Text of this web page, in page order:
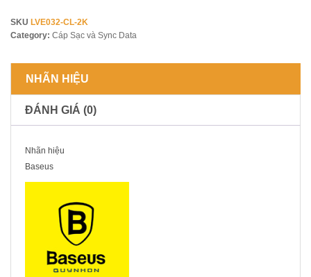
SKU LVE032-CL-2K
Category: Cáp Sạc và Sync Data
NHÃN HIỆU
ĐÁNH GIÁ (0)
Nhãn hiệu
Baseus